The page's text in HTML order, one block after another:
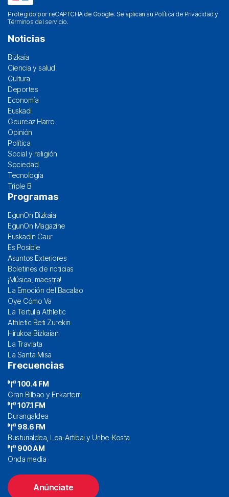
Protegido por reCAPTCHA de Google. Se aplican su Política de Privacidad y
Términos del servicio.
Noticias
Bizkaia
Ciencia y salud
Cultura
Deportes
Economía
Euskadi
Geureaz Harro
Opinión
Política
Social y religión
Sociedad
Tecnología
Triple B
Programas
EgunOn Bizkaia
EgunOn Magazine
Euskadin Gaur
Es Posible
Asuntos Exteriores
Boletines de noticias
¡Música, maestra!
La Emoción del Bacalao
Oye Cómo Va
La Tertulia Athletic
Athletic Beti Zurekin
Hirukoa Bizkaian
La Traviata
La Santa Misa
Frecuencias
100.4 FM
Gran Bilbao y Enkarterri
107.1 FM
Durangaldea
98.6 FM
Busturialdea, Lea-Artibai y Uribe-Kosta
900 AM
Onda media
Anúnciate